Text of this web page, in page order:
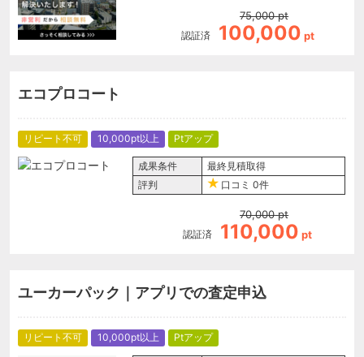
認証済
75,000 pt
100,000 pt
エコプロコート
リピート不可 10,000pt以上 Ptアップ
成果条件
最終見積取得
評判
口コミ 0件
認証済
70,000 pt
110,000 pt
ユーカーパック｜アプリでの査定申込
リピート不可 10,000pt以上 Ptアップ